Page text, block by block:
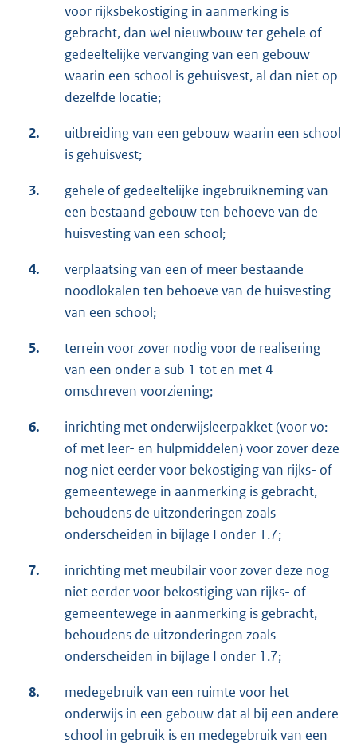
voor rijksbekostiging in aanmerking is
gebracht, dan wel nieuwbouw ter gehele of
gedeeltelijke vervanging van een gebouw
waarin een school is gehuisvest, al dan niet op
dezelfde locatie;
2.
uitbreiding van een gebouw waarin een school
is gehuisvest;
3.
gehele of gedeeltelijke ingebruikneming van
een bestaand gebouw ten behoeve van de
huisvesting van een school;
4.
verplaatsing van een of meer bestaande
noodlokalen ten behoeve van de huisvesting
van een school;
5.
terrein voor zover nodig voor de realisering
van een onder a sub 1 tot en met 4
omschreven voorziening;
6.
inrichting met onderwijsleerpakket (voor vo:
of met leer- en hulpmiddelen) voor zover deze
nog niet eerder voor bekostiging van rijks- of
gemeentewege in aanmerking is gebracht,
behoudens de uitzonderingen zoals
onderscheiden in bijlage I onder 1.7;
7.
inrichting met meubilair voor zover deze nog
niet eerder voor bekostiging van rijks- of
gemeentewege in aanmerking is gebracht,
behoudens de uitzonderingen zoals
onderscheiden in bijlage I onder 1.7;
8.
medegebruik van een ruimte voor het
onderwijs in een gebouw dat al bij een andere
school in gebruik is en medegebruik van een